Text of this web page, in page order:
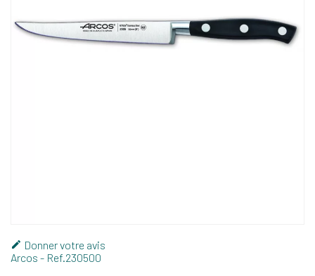
 Donner votre avis
Arcos - Ref. 230500